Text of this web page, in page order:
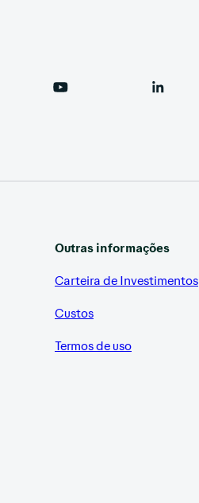
Outras informações
Carteira de Investimentos
Custos
Termos de uso